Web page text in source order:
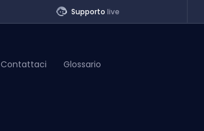
Supporto live
Contattaci Glossario